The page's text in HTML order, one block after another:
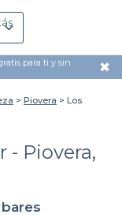
para ti y sin ✖
Piovera
Los
- Piovera,